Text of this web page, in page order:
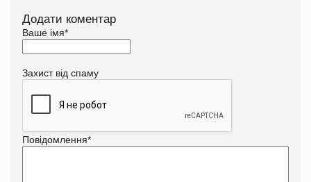
Додати коментар
Ваше імя*
Захист від спаму
Повідомлення*